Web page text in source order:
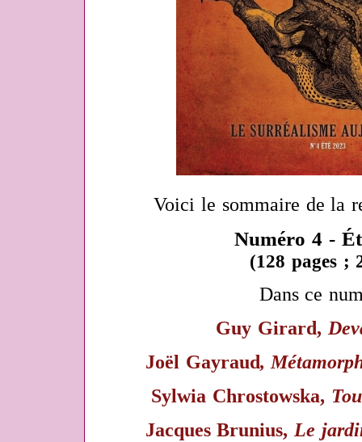
Voici le sommaire de la
Numéro 4 -
(128 pages ;
Dans ce
Guy Girard,
Joël Gayraud,
Sylwia Chrostowska,
Jacques Brunius, Le